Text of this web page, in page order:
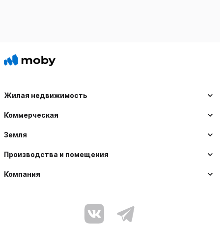
Жилая недвижимость
Коммерческая
Земля
Производства и помещения
Компания